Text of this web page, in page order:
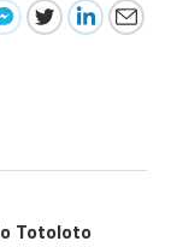
Totoloto